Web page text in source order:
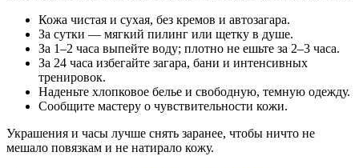
Кожа чистая и сухая, без кремов и автозагара.
За сутки — мягкий пилинг или щетку в душе.
За 1–2 часа выпейте воду; плотно не ешьте за 2–3 часа.
За 24 часа избегайте загара, бани и интенсивных
тренировок.
Наденьте хлопковое белье и свободную, темную одежду.
Сообщите мастеру о чувствительности кожи.
Украшения и часы лучше снять заранее, чтобы ничто не
мешало повязкам и не натирало кожу.